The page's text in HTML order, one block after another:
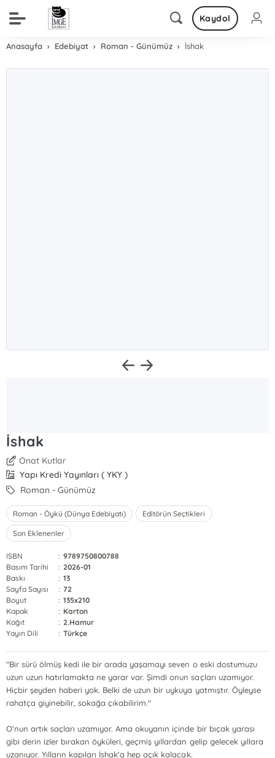
Kaydol
Anasayfa Edebiyat Roman - Günümüz İshak
İshak
Onat Kutlar
Yapı Kredi Yayınları ( YKY )
Roman - Günümüz
Roman - Öykü (Dünya Edebiyatı) Editörün Seçtikleri
Son Eklenenler
ISBN : 9789750800788
Basım Tarihi
: 2026-01
Baskı
: 13
Sayfa Sayısı
: 72
Boyut
: 135x210
Kapak
: Karton
Kağıt
: 2.Hamur
Yayın Dili
: Türkçe
"Bir sürü ölmüş kedi ile bir arada yaşamayı seven o eski dostumuzu
uzun uzun hatırlamakta ne yarar var. Şimdi onun saçları uzamıyor.
Hiçbir şeyden haberi yok. Belki de uzun bir uykuya yatmıştır. Öyleyse
rahatça giyinebilir, sokağa çıkabilirim."
O'nun artık saçları uzamıyor. Ama okuyanın içinde bir bıçak yarası
gibi derin izler bırakan öyküleri, geçmiş yıllardan gelip gelecek yıllara
uzanıyor. Yılların kapıları İshak'a hep açık kalacak.